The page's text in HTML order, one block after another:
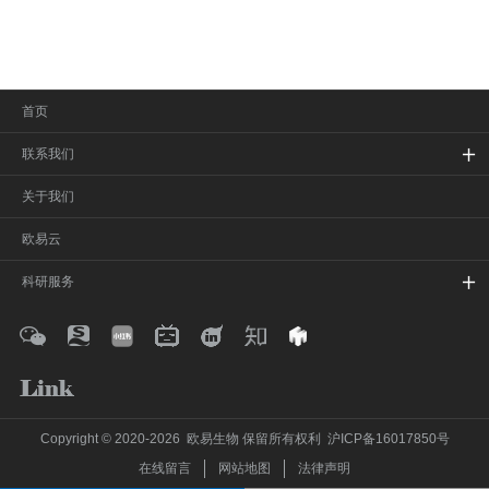
首页
联系我们
关于我们
欧易云
科研服务
Copyright © 2020-2026 欧易生物 保留所有权利 沪ICP备16017850号
在线留言
网站地图 法律声明